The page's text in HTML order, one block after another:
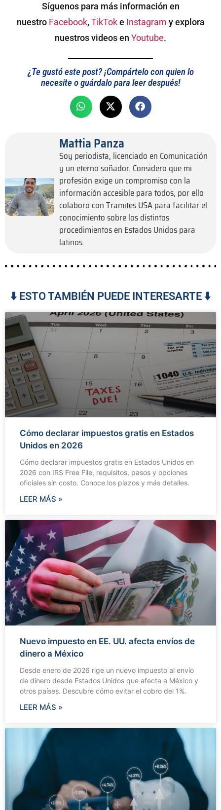
Síguenos para más información en
nuestro Facebook, TikToke Instagram y explora
nuestros videos en Youtube.
¿Te gustó este post? ¡Compártelo con quien lo
necesite o guárdalo para leer después!
Mattia Panza
Soy periodista, licenciado en Comunicación
y un eterno soñador. Considero que mi
profesión exige un compromiso con la
información accesible para todos, por ello
colaboro con Tramites USA para facilitar el
conocimiento sobre los distintos
procedimientos en Estados Unidos para
latinos.
⬇️ ESTO TAMBIÉN PUEDE INTERESARTE ⬇️
Cómo declarar impuestos gratis en Estados
Unidos en 2026
Cómo declarar impuestos gratis en Estados Unidos en
2026 con IRS Free File, requisitos, pasos y opciones
oficiales sin costo. Conoce los plazos y más detalles.
LEER MÁS »
Nuevo impuesto en EE. UU. afecta envíos de
dinero a México
Desde enero de 2026 rige un nuevo impuesto al envío
de dinero desde Estados Unidos que afecta a México y
otros países. Descubre cómo evitar el cobro del 1%.
LEER MÁS »